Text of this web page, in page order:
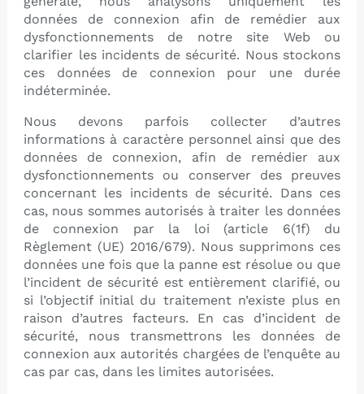
données de connexion afin de remédier aux
dysfonctionnements de notre site Web ou
clarifier les incidents de sécurité. Nous stockons
ces données de connexion pour une durée
indéterminée.
Nous devons parfois collecter d’autres
informations à caractère personnel ainsi que des
données de connexion, afin de remédier aux
dysfonctionnements ou conserver des preuves
concernant les incidents de sécurité. Dans ces
cas, nous sommes autorisés à traiter les données
de connexion par la loi (article 6(1f) du
Règlement (UE) 2016/679). Nous supprimons ces
données une fois que la panne est résolue ou que
l’incident de sécurité est entièrement clarifié, ou
si l’objectif initial du traitement n’existe plus en
raison d’autres facteurs. En cas d’incident de
sécurité, nous transmettrons les données de
connexion aux autorités chargées de l’enquête au
cas par cas, dans les limites autorisées.